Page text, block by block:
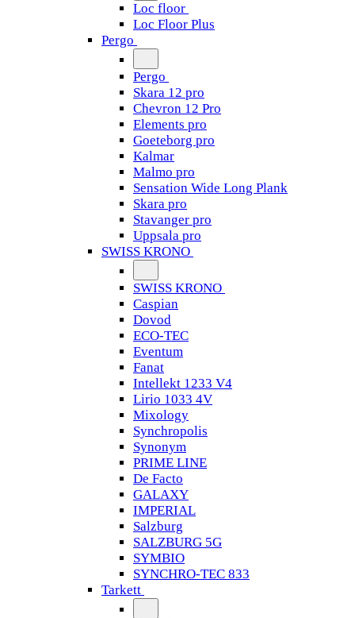
Loc floor
Loc Floor Plus
Pergo
Pergo
Skara 12 pro
Chevron 12 Pro
Elements pro
Goeteborg pro
Kalmar
Malmo pro
Sensation Wide Long Plank
Skara pro
Stavanger pro
Uppsala pro
SWISS KRONO
SWISS KRONO
Caspian
Dovod
ECO-TEC
Eventum
Fanat
Intellekt 1233 V4
Lirio 1033 4V
Mixology
Synchropolis
Synonym
PRIME LINE
De Facto
GALAXY
IMPERIAL
Salzburg
SALZBURG 5G
SYMBIO
SYNCHRO-TEC 833
Tarkett